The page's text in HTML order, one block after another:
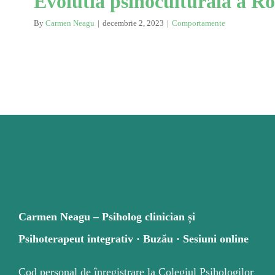
By Carmen Neagu | decembrie 2, 2023 | Comportamente
Carmen Neagu – Psiholog clinician și
Psihoterapeut integrativ · Buzău · Sesiuni online
Cod personal de înregistrare la Colegiul Psihologilor